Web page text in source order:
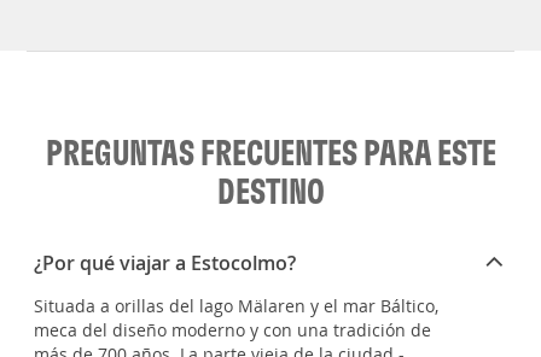
PREGUNTAS FRECUENTES PARA ESTE
DESTINO
¿Por qué viajar a Estocolmo?
Situada a orillas del lago Mälaren y el mar Báltico,
meca del diseño moderno y con una tradición de